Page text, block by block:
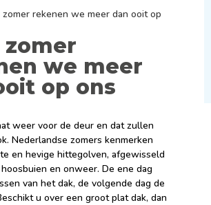
zomer rekenen we meer dan ooit op
zomer
we meer
op ons
weer voor de deur en dat zullen
Nederlandse zomers kenmerken
en hevige hittegolven, afgewisseld
en onweer. De ene dag
van het dak, de volgende dag de
u over een groot plat dak, dan